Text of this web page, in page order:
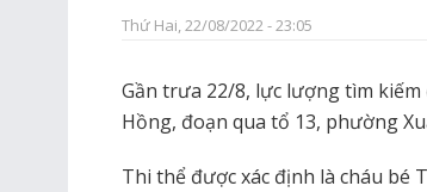
Thứ Hai, 22/08/2022 - 23:05
Gần trưa 22/8, lực lượng tìm
Hồng, đoạn qua tổ 13, phường
Thi thể được xác định là cháu bé